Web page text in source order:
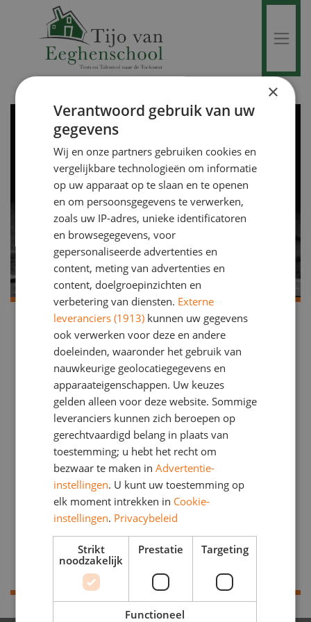
Annette Lüchinger
Mijn naam is Annette Lüchinger en ik werk sinds 2021 als
administratief medeweker op de Tijo van Eeghenschool.
In 1999 ben ik met mijn gezin naar Heemstede verhuisd.
Hiervoor woonden wij in Zwitserland, het land waar ik
zelf ook ben opgegroeid.
In mijn vrije tijd ben ik het liefst buiten en ik houd van een
fietstocht door de duinen of een wandeling op het strand.
Ik vind het fijn om op deze unieke plek midden in de
natuur te mogen werken en deel uit te maken van dit
Groeten, Annette
×
Verantwoord gebruik van uw
gegevens
Wij en onze partners gebruiken cookies en
vergelijkbare technologieën om informatie
op uw apparaat op te slaan en te openen
en om persoonsgegevens te verwerken,
zoals uw IP-adres, unieke identificatoren
en browsegegevens, voor
gepersonaliseerde advertenties en
content, meting van advertenties en
content, doelgroepinzichten en
verbetering van diensten. Externe
leveranciers (1913) kunnen uw gegevens
ook verwerken voor deze en andere
doeleinden, waaronder het gebruik van
nauwkeurige geolocatiegegevens en
apparaateigenschappen. Uw keuzes
gelden alleen voor deze website. Sommige
leveranciers kunnen zich beroepen op
gerechtvaardigd belang in plaats van
toestemming; u hebt het recht om
bezwaar te maken inAdvertentie-
instellingen. U kunt uw toestemming op
elk moment intrekken in Cookie-
instellingen. Privacybeleid
Strikt
noodzakelijk
Prestatie Targeting
Functioneel